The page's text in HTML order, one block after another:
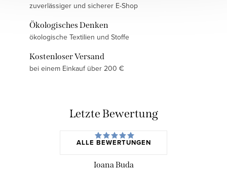
zuverlässiger und sicherer E-Shop
Ökologisches Denken
ökologische Textilien und Stoffe
Kostenloser Versand
bei einem Einkauf über 200 €
Letzte Bewertung
ALLE BEWERTUNGEN
Ioana Buda